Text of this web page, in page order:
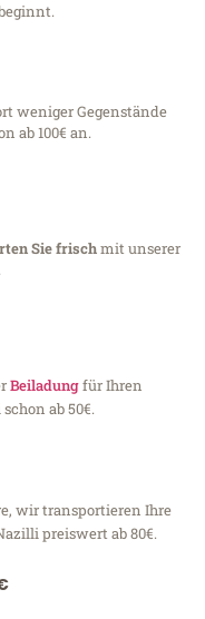
weniger Gegenstände
ab 100€ an.
Sie frischmit unserer
Beiladungfür Ihren
ab 50€.
wir transportieren Ihre
preiswert ab 80€.